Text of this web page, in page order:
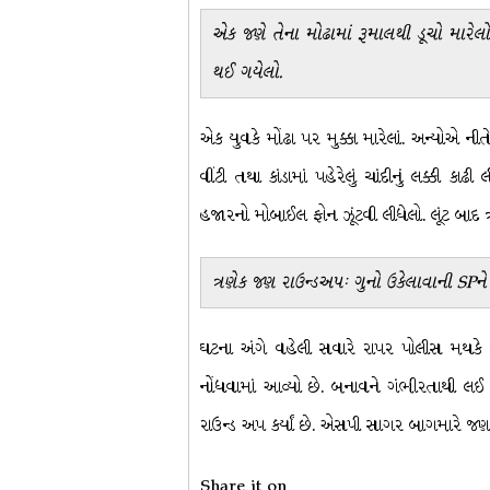
એક જણે તેના મોઢામાં રૂમાલથી ડૂચો
થઈ ગયેલો.
એક યુવકે મોંઢા પર મુક્કા મારેલાં. અન્યોએ
વીંટી તથા કાંડામાં પહેરેલું ચાંદીનું લક્કી
હજારનો મોબાઈલ ફોન ઝૂંટવી લીધેલો. લૂંટ બાદ
ત્રણેક જણ રાઉન્ડઅપઃ ગુનો ઉકેલાવાની
ઘટના અંગે વહેલી સવારે રાપર પોલીસ
નોંધવામાં આવ્યો છે. બનાવને ગંભીરતાથી
રાઉન્ડ અપ કર્યાં છે. એસપી સાગર બાગમારે